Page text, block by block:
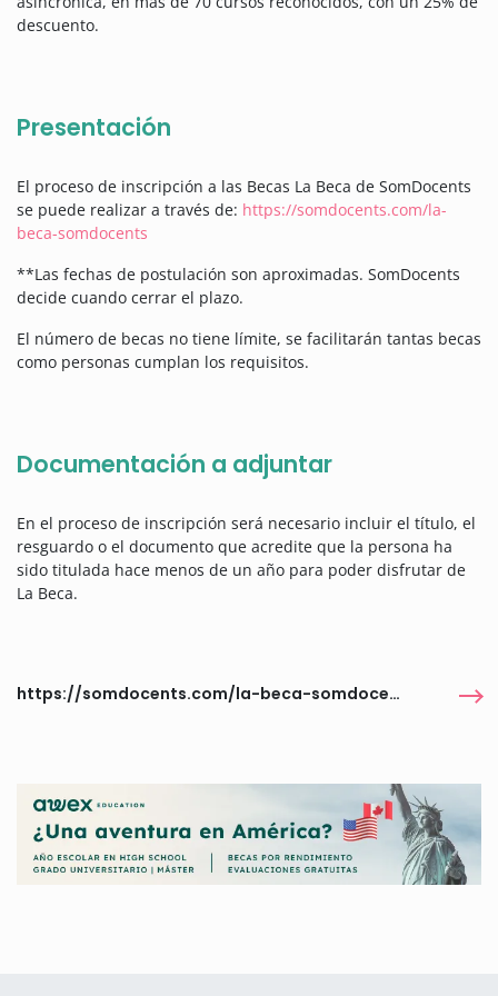
descuento.
Presentación
El proceso de inscripción a las Becas La Beca de SomDocents
se puede realizar a través de: https://somdocents.com/la-
beca-somdocents
**Las fechas de postulación son aproximadas. SomDocents
decide cuando cerrar el plazo.
El número de becas no tiene límite, se facilitarán tantas becas
como personas cumplan los requisitos.
Documentación a adjuntar
En el proceso de inscripción será necesario incluir el título, el
resguardo o el documento que acredite que la persona ha
sido titulada hace menos de un año para poder disfrutar de
La Beca.
https://somdocents.com/la-beca-somdocents